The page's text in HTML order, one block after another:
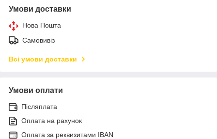
Умови доставки
Нова Пошта
Самовивіз
Всі умови доставки
Умови оплати
Післяплата
Оплата на рахунок
Оплата за реквизитами IBAN